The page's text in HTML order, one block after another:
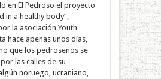
en El Pedroso el proyecto
in a healthy body”,
la asociación Youth
hace apenas unos días,
que los pedroseños se
las calles de su
noruego, ucraniano,